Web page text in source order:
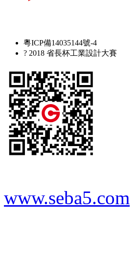
粵ICP備14035144號-4
? 2018 省長杯工業設計大賽
www.seba5.com